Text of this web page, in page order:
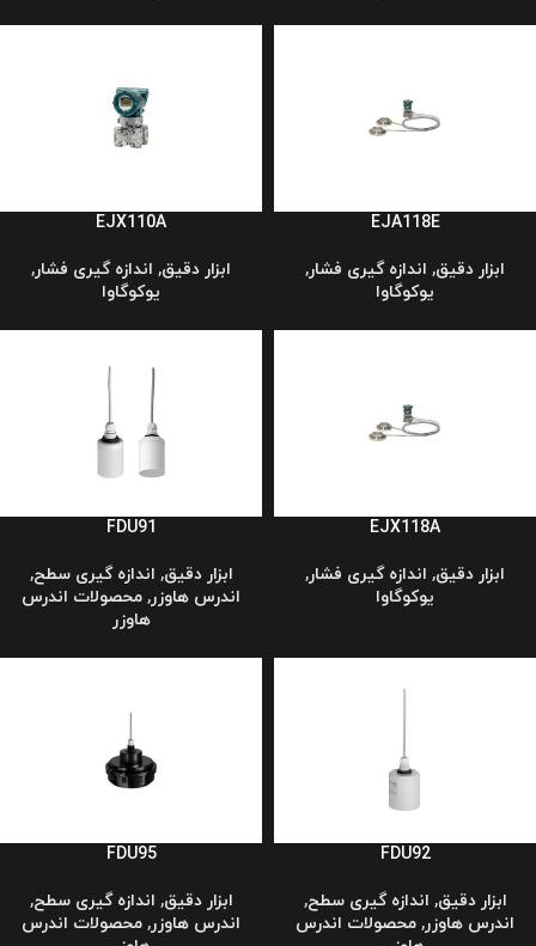
EJA118E
ابزار دقیق, اندازه گیری فشار,
یوکوگاوا
EJX110A
ابزار دقیق, اندازه گیری فشار,
یوکوگاوا
EJX118A
ابزار دقیق, اندازه گیری فشار,
یوکوگاوا
FDU91
ابزار دقیق, اندازه گیری سطح,
اندرس هاوزر, محصولات اندرس
هاوزر
FDU92
ابزار دقیق, اندازه گیری سطح,
اندرس هاوزر, محصولات اندرس
FDU95
ابزار دقیق, اندازه گیری سطح,
اندرس هاوزر, محصولات اندرس